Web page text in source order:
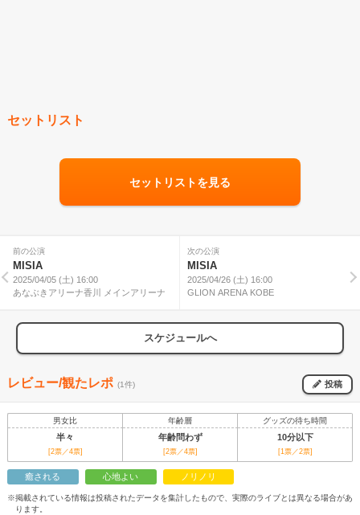
セットリスト
セットリストを見る
前の公演
MISIA
2025/04/05 (土) 16:00
あなぶきアリーナ香川 メインアリーナ
次の公演
MISIA
2025/04/26 (土) 16:00
GLION ARENA KOBE
スケジュールへ
レビュー/観たレポ (1件) 投稿
男女比 年齢層 グッズの待ち時間
半々 年齢問わず 10分以下
[2票／4票] [2票／4票] [1票／2票]
癒される 心地よい ノリノリ
※掲載されている情報は投稿されたデータを集計したもので、実際のライブとは異なる場合があ
ります。